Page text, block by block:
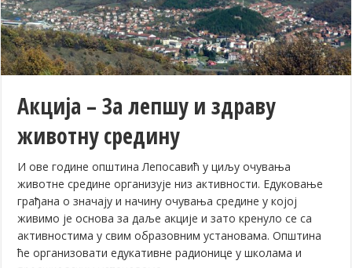
Акција – За лепшу и здраву
животну средину
И ове године општина Лепосавић у циљу очувања
животне средине организује низ активности. Едуковање
грађана о значају и начину очувања средине у којој
живимо је основа за даље акције и зато кренуло се са
активностима у свим образовним установама. Општина
ће организовати едукативне радионице у школама и